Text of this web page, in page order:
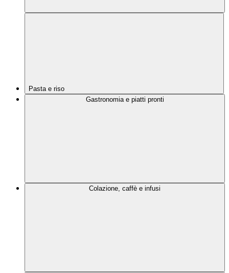
Pasta e riso
Gastronomia e piatti pronti
Colazione, caffè e infusi